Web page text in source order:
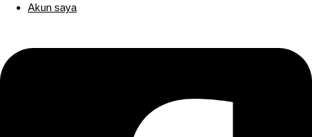
Akun saya